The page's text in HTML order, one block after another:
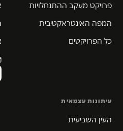
פרויקט מעקב ההתנחלויות
המפה האינטראקטיבית
כל הפרויקטים
עיתונות עצמאית
העין השביעית